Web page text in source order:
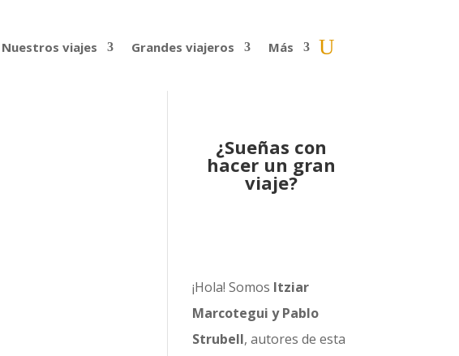
Nuestros viajes Grandes viajeros Más
¿Sueñas con
hacer un gran
viaje?
¡Hola! Somos Itziar
Marcotegui y Pablo
Strubell, autores de esta